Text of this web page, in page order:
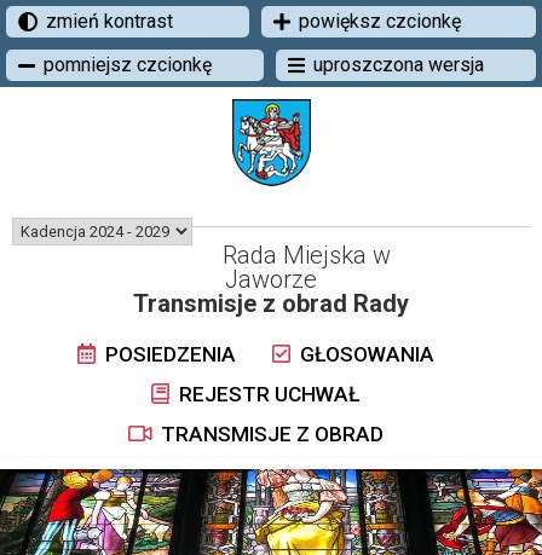
zmień kontrast
powiększ czcionkę
pomniejsz czcionkę
uproszczona wersja
Rada Miejska w
Jaworze
Transmisje z obrad Rady
POSIEDZENIA
GŁOSOWANIA
REJESTR UCHWAŁ
TRANSMISJE Z OBRAD